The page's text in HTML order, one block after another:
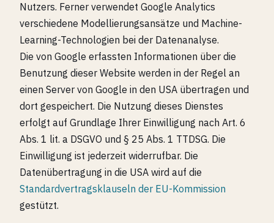
Nutzers. Ferner verwendet Google Analytics
verschiedene Modellierungsansätze und Machine-
Learning-Technologien bei der Datenanalyse.
Die von Google erfassten Informationen über die
Benutzung dieser Website werden in der Regel an
einen Server von Google in den USA übertragen und
dort gespeichert. Die Nutzung dieses Dienstes
erfolgt auf Grundlage Ihrer Einwilligung nach Art. 6
Abs. 1 lit. a DSGVO und § 25 Abs. 1 TTDSG. Die
Einwilligung ist jederzeit widerrufbar. Die
Datenübertragung in die USA wird auf die
Standardvertragsklauseln der EU-Kommission
gestützt.